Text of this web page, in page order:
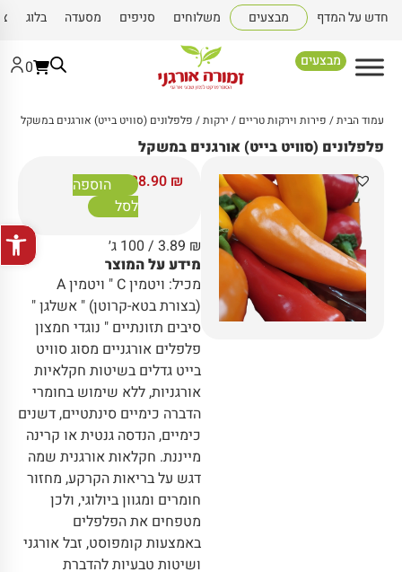
פתח
חדש על המדף מבצעים משלוחים סניפים מסעדה בלוג
מבצעים 0
עמוד הבית/ פירות וירקות טריים / ירקות/ פלפלונים (סוויט בייט) אורגנים במשקל
פלפלונים (סוויט בייט) אורגנים במשקל
38.90 ₪
הוספה
לסל
3.89 ₪
/ 100 ג׳
מידע על המוצר
מכיל: ויטמין C " ויטמין A
(בצורת בטא-קרוטן) " אשלגן "
סיבים תזונתיים " נוגדי חמצון
פלפלים אורגניים מסוג סוויט
בייט גדלים בשיטות חקלאיות
אורגניות, ללא שימוש בחומרי
הדברה כימיים סינתטיים, דשנים
כימיים, הנדסה גנטית או קרינה
מייננת. חקלאות אורגנית שמה
דגש על בריאות הקרקע, מחזור
חומרים ומגוון ביולוגי, ולכן
מטפחים את הפלפלים
באמצעות קומפוסט, זבל אורגני
ושיטות טבעיות להדברת